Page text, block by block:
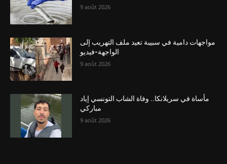
9 août 2026
مواجهات دامية في سبيبة تعيد ملف التهريب إلى
الواجهة-فيديو
9 août 2026
مأساة في سريلانكا.. وفاة الشاب التونسي إياد
مباركي
9 août 2026